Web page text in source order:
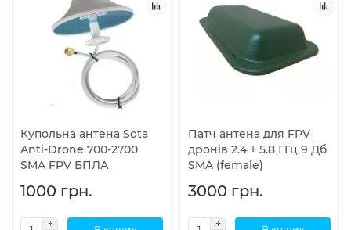
Купольна антена Sota
Anti-Drone 700-2700
SMA FPV БПЛА
1000 грн.
Патч антена для FPV
дронів 2.4 + 5.8 ГГц 9 Дб
SMA (female)
3000 грн.